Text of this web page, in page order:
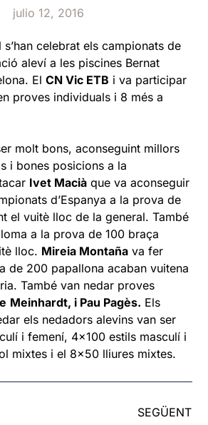
julio 12, 2016
celebrat els campionats de
aleví a les piscines Bernat
ElCN Vic ETB i va participar
proves individuals i 8 més a
molt bons, aconseguint millors
i bones posicions a la
Ivet Macià que va aconseguir
d’Espanya a la prova de
el vuitè lloc de la general. També
a la prova de 100 braça
lloc. Mireia Montaña va fer
de 200 papallona acaban vuitena
També van nedar proves
Meinhardt, i Pau Pagès. Els
els nedadors alevins van ser
i femení, 4×100 estils masculí i
mixtes i el 8×50 lliures mixtes.
SEGÜENT